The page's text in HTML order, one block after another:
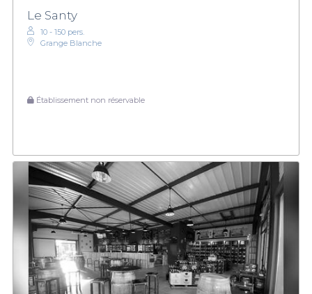
Le Santy
10 - 150 pers.
Grange Blanche
Établissement non réservable